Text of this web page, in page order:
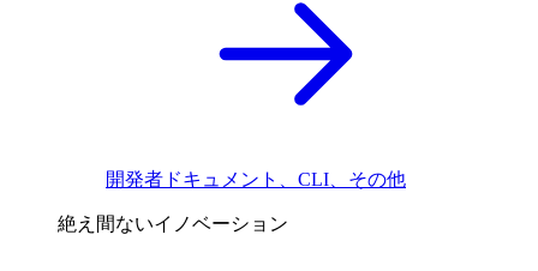
開発者ドキュメント、CLI、その他
絶え間ないイノベーション